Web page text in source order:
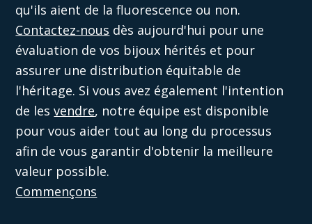
qu'ils aient de la fluorescence ou non.
Contactez-nous dès aujourd'hui pour une
évaluation de vos bijoux hérités et pour
assurer une distribution équitable de
l'héritage. Si vous avez également l'intention
de lesvendre, notre équipe est disponible
pour vous aider tout au long du processus
afin de vous garantir d'obtenir la meilleure
valeur possible.
Commençons